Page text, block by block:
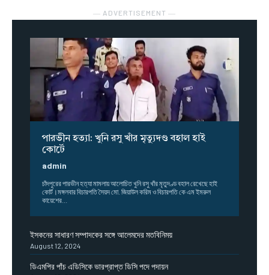
― ADVERTISEMENT ―
পারভীন হত্যা: খুনি রসু খাঁর মৃত্যুদণ্ড বহাল হাই
কোর্টে
admin
চাঁদপুরের পারভীন হত্যা মামলায় আলোচিত খুনি রসু খাঁর মৃতুদণ্ড বহাল রেখেছে হাই
কোর্ট।মঙ্গলবার বিচারপতি সৈয়দ মো. জিয়াউল করিম ও বিচারপতি কে এম ইমরুল
কায়েশের...
ইসকনের সাধারণ সম্পাদকের সঙ্গে আলেমদের মতবিনিময়
August 12, 2024
ডিএমপির পাঁচ এডিসিকে ভারপ্রাপ্ত ডিসি পদে পদায়ন